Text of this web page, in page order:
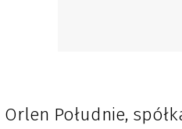
Orlen Południe,